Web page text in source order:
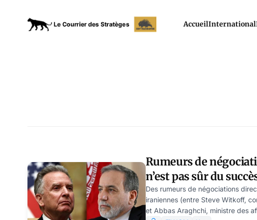
AccueilInternational
Rumeurs de
n’est pas sûr du
bombe anti-bunker
Des rumeurs de négociations
iraniennes (entre Steve Witkoff,
et Abbas Araghchi, ministre des